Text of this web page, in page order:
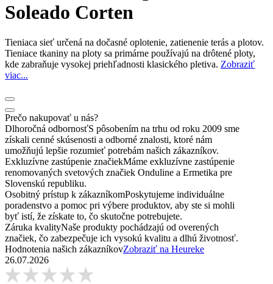
Soleado Corten
Tieniaca sieť určená na dočasné oplotenie, zatienenie terás a plotov.
Tieniace tkaniny na ploty sa primárne používajú na drôtené ploty,
kde zabraňuje vysokej priehľadnosti klasického pletiva. Zobraziť
viac...
Prečo nakupovať u nás?
Dlhoročná odbornosťS pôsobením na trhu od roku 2009 sme
získali cenné skúsenosti a odborné znalosti, ktoré nám
umožňujú lepšie rozumieť potrebám našich zákazníkov.
Exkluzívne zastúpenie značiekMáme exkluzívne zastúpenie
renomovaných svetových značiek Onduline a Ermetika pre
Slovenskú republiku.
Osobitný prístup k zákazníkomPoskytujeme individuálne
poradenstvo a pomoc pri výbere produktov, aby ste si mohli
byť istí, že získate to, čo skutočne potrebujete.
Záruka kvalityNaše produkty pochádzajú od overených
značiek, čo zabezpečuje ich vysokú kvalitu a dlhú životnosť.
Hodnotenia našich zákazníkovZobraziť na Heureke
26.07.2026